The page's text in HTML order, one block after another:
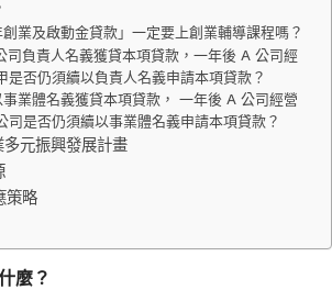
業及啟動金貸款」一定要上創業輔導課程嗎？
司負責人名義獲貸本項貸款，一年後 A 公司經
是否仍須續以負責人名義申請本項貸款？
業體名義獲貸本項貸款， 一年後 A 公司經營
司是否仍須續以事業體名義申請本項貸款？
元振興發展計畫
策略
麼？